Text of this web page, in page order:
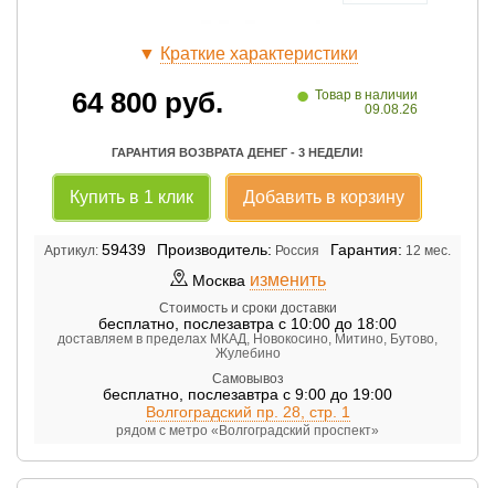
▼ Краткие характеристики
64 800руб. • Товар в наличии
09.08.26
ГАРАНТИЯ ВОЗВРАТА ДЕНЕГ - 3 НЕДЕЛИ!
Купить в 1 клик Добавить в корзину
Артикул: 59439 Производитель: Россия Гарантия: 12 мес.
Москва изменить
Стоимость и сроки доставки
бесплатно, послезавтра с 10:00 до 18:00
доставляем в пределах МКАД, Новокосино, Митино, Бутово,
Жулебино
Самовывоз
бесплатно, послезавтра с 9:00 до 19:00
Волгоградский пр. 28, стр. 1
рядом с метро «Волгоградский проспект»